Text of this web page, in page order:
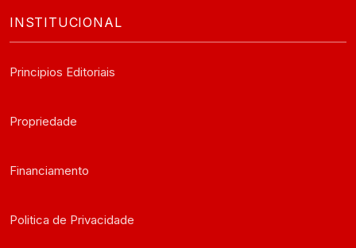
INSTITUCIONAL
Principios Editoriais
Propriedade
Financiamento
Politica de Privacidade